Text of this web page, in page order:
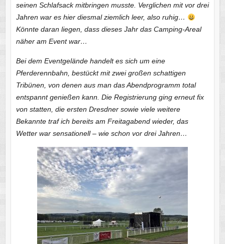
seinen Schlafsack mitbringen musste. Verglichen mit vor drei
Jahren war es hier diesmal ziemlich leer, also ruhig…
Könnte daran liegen, dass dieses Jahr das Camping-Areal
näher am Event war…
Bei dem Eventgelände handelt es sich um eine
Pferderennbahn, bestückt mit zwei großen schattigen
Tribünen, von denen aus man das Abendprogramm total
entspannt genießen kann. Die Registrierung ging erneut fix
von statten, die ersten Dresdner sowie viele weitere
Bekannte traf ich bereits am Freitagabend wieder, das
Wetter war sensationell – wie schon vor drei Jahren…